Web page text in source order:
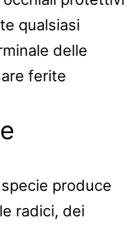
qualsiasi
delle
ferite
produce
radici, dei